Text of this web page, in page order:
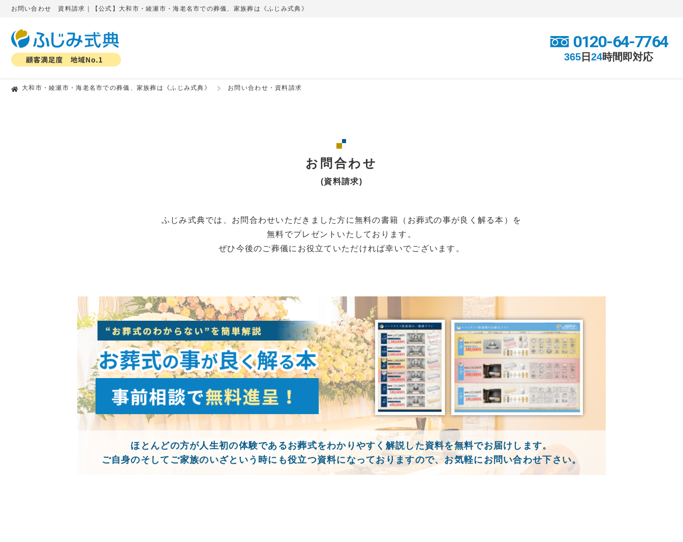
お問い合わせ 資料請求｜【公式】大和市・綾瀬市・海老名市での葬儀、家族葬は《ふじみ式典》
0120-64-7764
365 日 24時間即対応
大和市・綾瀬市・海老名市での葬儀、家族葬は《ふじみ式典》 お問い合わせ・資料請求
お問合わせ
(資料請求)
ふじみ式典では、お問合わせいただきました方に無料の書籍（お葬式の事が良く解る本）を
無料でプレゼントいたしております。
ぜひ今後のご葬儀にお役立ていただければ幸いでございます。
ほとんどの方が人生初の体験であるお葬式をわかりやすく解説した資料を無料でお届けします。
ご自身のそしてご家族のいざという時にも役立つ資料になっておりますので、お気軽にお問い合わせ下さい。